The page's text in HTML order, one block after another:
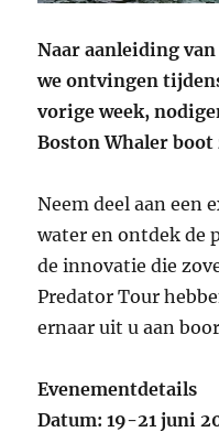
Naar aanleiding
we ontvingen
vorige week,
Boston Whaler
Neem deel aan een
water en ontdek de
de innovatie die
Predator Tour
ernaar uit u aan
Evenementdetails
Datum: 19-21 juni